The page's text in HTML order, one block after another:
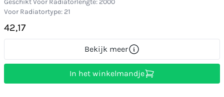
Geschikt Voor Radiatorlengte: 2000
Voor Radiatortype: 21
42,17
Bekijk meer
In het winkelmandje